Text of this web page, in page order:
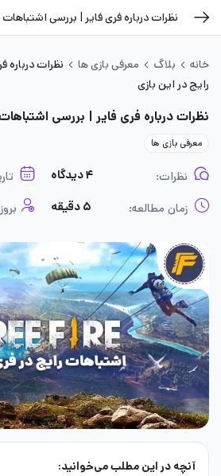
نظرات درباره فری فایر | بررسی
خانه بلاگ معرفی بازی ها
نظرات درباره
رایج در این بازی
نظرات درباره فری فایر | بررسی
معرفی بازی ها
نظرات: ۴ دیدگاه
زمان مطالعه: ۵ دقیقه
آنچه در این مطلب می‌خوانید: